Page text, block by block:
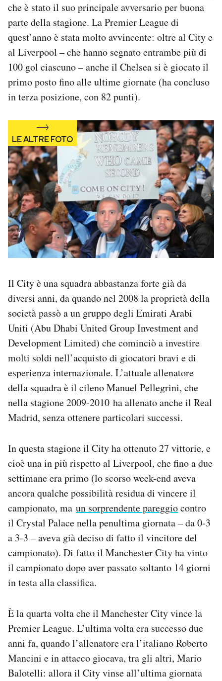
Newsletter
Notifiche mobile
Regala il Post
Esci
che è stato il suo principale avversario per buona
parte della stagione. La Premier League di
quest’anno è stata molto avvincente: oltre al City e
al Liverpool – che hanno segnato entrambe più di
100 gol ciascuno – anche il Chelsea si è giocato il
primo posto fino alle ultime giornate (ha concluso
in terza posizione, con 82 punti).
Il City è una squadra abbastanza forte già da
diversi anni, da quando nel 2008 la proprietà della
società passò a un gruppo degli Emirati Arabi
Uniti (Abu Dhabi United Group Investment and
Development Limited) che cominciò a investire
molti soldi nell’acquisto di giocatori bravi e di
esperienza internazionale. L’attuale allenatore
della squadra è il cileno Manuel Pellegrini, che
nella stagione 2009-2010 ha allenato anche il Real
Madrid, senza ottenere particolari successi.
In questa stagione il City ha ottenuto 27 vittorie, e
cioè una in più rispetto al Liverpool, che fino a due
settimane era primo (lo scorso week-end aveva
ancora qualche possibilità residua di vincere il
campionato, ma un sorprendente pareggiocontro
il Crystal Palace nella penultima giornata – da 0-3
a 3-3 – aveva già deciso di fatto il vincitore del
campionato). Di fatto il Manchester City ha vinto
il campionato dopo aver passato soltanto 14 giorni
in testa alla classifica.
È la quarta volta che il Manchester City vince la
Premier League. L’ultima volta era successo due
anni fa, quando l’allenatore era l’italiano Roberto
Mancini e in attacco giocava, tra gli altri, Mario
Balotelli: allora il City vinse all’ultima giornata